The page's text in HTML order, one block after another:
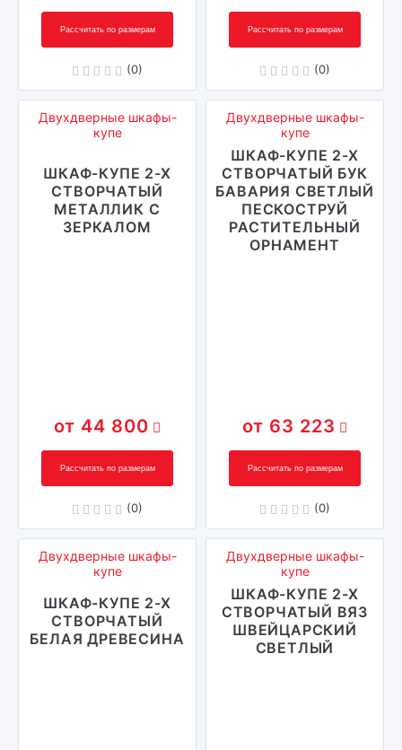
Рассчитать по размерам
(0)
Рассчитать по размерам
(0)
Двухдверные шкафы-
купе
ШКАФ-КУПЕ 2-Х
СТВОРЧАТЫЙ
МЕТАЛЛИК С
ЗЕРКАЛОМ
44 800
Рассчитать по размерам
(0)
Двухдверные шкафы-
купе
ШКАФ-КУПЕ 2-Х
СТВОРЧАТЫЙ БУК
БАВАРИЯ СВЕТЛЫЙ
ПЕСКОСТРУЙ
РАСТИТЕЛЬНЫЙ
ОРНАМЕНТ
63 223
Рассчитать по размерам
(0)
Двухдверные шкафы-
купе
ШКАФ-КУПЕ 2-Х
СТВОРЧАТЫЙ
БЕЛАЯ ДРЕВЕСИНА
Двухдверные шкафы-
купе
ШКАФ-КУПЕ 2-Х
СТВОРЧАТЫЙ ВЯЗ
ШВЕЙЦАРСКИЙ
СВЕТЛЫЙ